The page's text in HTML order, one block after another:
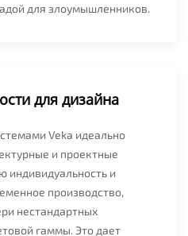
для злоумышленников.
для дизайна
Veka идеально
и проектные
индивидуальность и
производство,
нестандартных
гаммы. Это дает